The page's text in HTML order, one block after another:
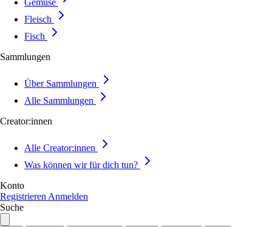
Gemüse
Fleisch
Fisch
Sammlungen
Über Sammlungen
Alle Sammlungen
Creator:innen
Alle Creator:innen
Was können wir für dich tun?
Konto
Registrieren Anmelden
Suche